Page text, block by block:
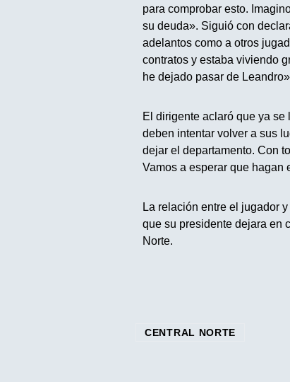
para comprobar esto.
su deuda». Siguió con
adelantos como a otros
contratos y estaba viviendo
he dejado pasar de
El dirigente aclaró que ya
deben intentar volver a sus
dejar el departamento. Con
Vamos a esperar que hagan
La relación entre el jugador
que su presidente dejara en
Norte.
CENTRAL NORTE